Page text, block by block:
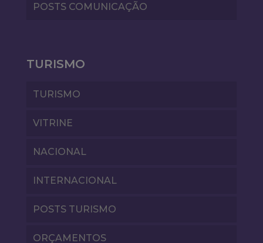
POSTS COMUNICAÇÃO
TURISMO
TURISMO
VITRINE
NACIONAL
INTERNACIONAL
POSTS TURISMO
ORÇAMENTOS